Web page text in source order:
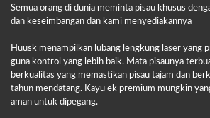
Semua orang di dunia meminta pisau khusus
dan keseimbangan dan kami menyediakannya
Huusk menampilkan lubang lengkung laser yang
guna kontrol yang lebih baik. Mata pisaunya
berkualitas yang memastikan pisau tajam dan
tahun mendatang. Kayu ek premium mungkin
aman untuk dipegang.